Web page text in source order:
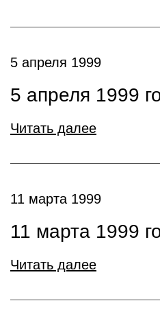
5 апреля 1999
5 апреля 1999
Читать далее
11 марта 1999
11 марта 1999
Читать далее